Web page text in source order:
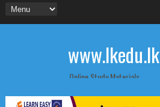
www.lkedu.lk
Online Study Materials